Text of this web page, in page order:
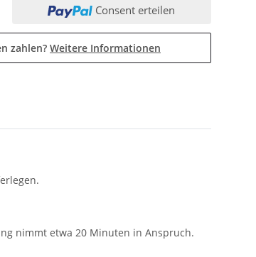
Consent erteilen
zahlen? Weitere Informationen
nimmt etwa 20 Minuten in Anspruch.